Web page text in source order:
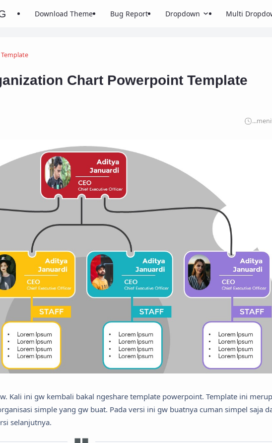
Download Theme Bug Report Dropdown Multi
Chart Powerpoint Template
...
Kali ini gw kembali bakal ngeshare template powerpoint. Template ini
simple yang gw buat. Pada versi ini gw buatnya cuman simpel saja
selanjutnya.